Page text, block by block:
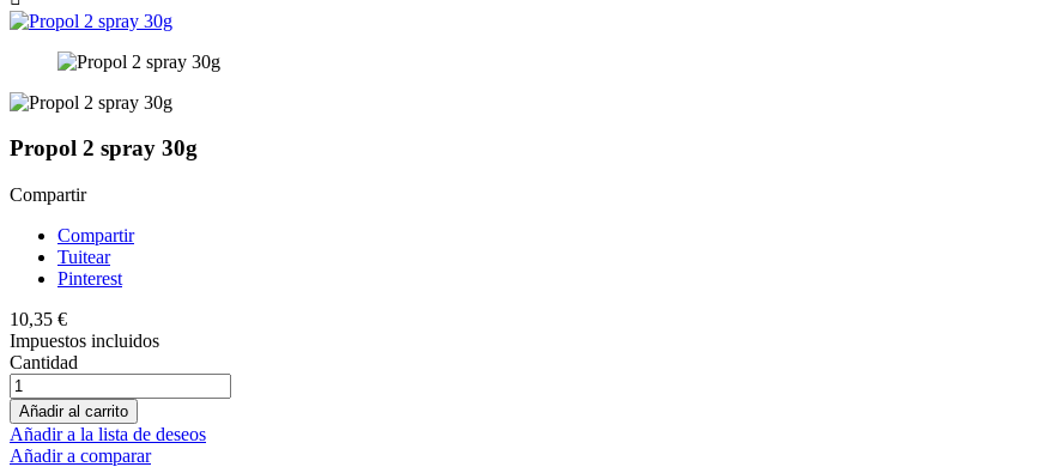
Propol 2 spray 30g
Compartir
Compartir
Tuitear
Pinterest
10,35 €
Impuestos incluidos
Cantidad
Añadir al carrito
Añadir a la lista de deseos
Añadir a comparar